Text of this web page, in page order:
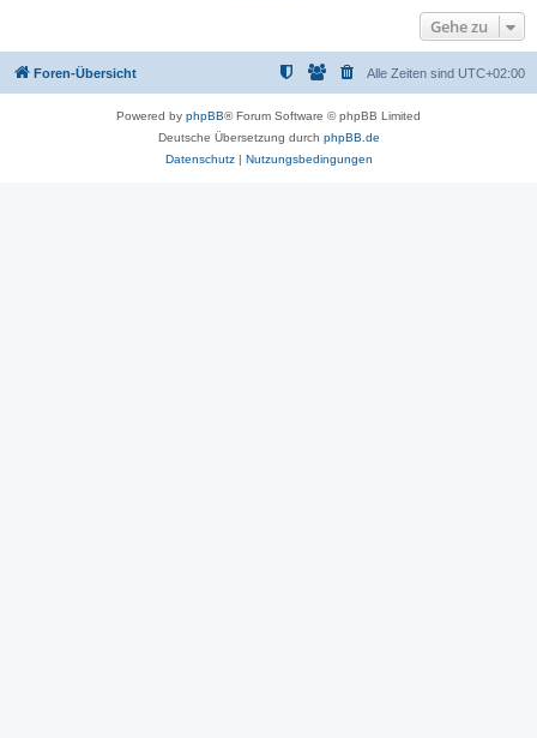
Gehe zu
Foren-Übersicht Alle Zeiten sind UTC+02:00
Powered by phpBB® Forum Software © phpBB Limited
Deutsche Übersetzung durch phpBB.de
Datenschutz| Nutzungsbedingungen